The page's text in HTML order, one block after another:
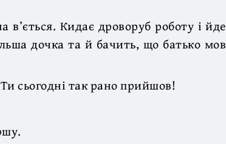
в’ється. Кидає дроворуб роботу і йде
дочка та й бачить, що батько мов
сьогодні так рано прийшов!